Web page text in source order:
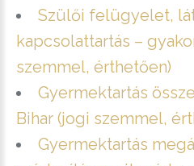
Szülői felügyelet,
kapcsolattartás –
szemmel, érthetően)
Gyermektartás
Bihar (jogi szemmel,
Gyermektartás